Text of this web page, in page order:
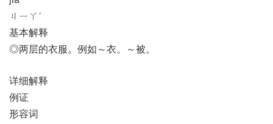
ㄐㄧㄚˊ
基本解释
◎两层的衣服。例如～衣。～被。
详细解释
例证
形容词